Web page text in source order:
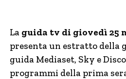
La guida tv di giovedì 25
presenta un estratto della
guida Mediaset, Sky e
programmi della prima